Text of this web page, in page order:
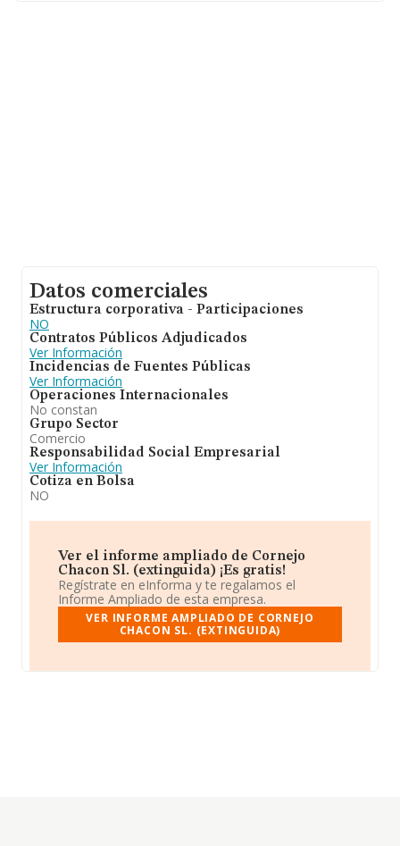
Datos comerciales
Estructura corporativa - Participaciones
NO
Contratos Públicos Adjudicados
Ver Información
Incidencias de Fuentes Públicas
Ver Información
Operaciones Internacionales
No constan
Grupo Sector
Comercio
Responsabilidad Social Empresarial
Ver Información
Cotiza en Bolsa
NO
Ver el informe ampliado de Cornejo
Chacon Sl. (extinguida) ¡Es gratis!
Regístrate en eInforma y te regalamos el
Informe Ampliado de esta empresa.
VER INFORME AMPLIADO DE CORNEJO
CHACON SL. (EXTINGUIDA)